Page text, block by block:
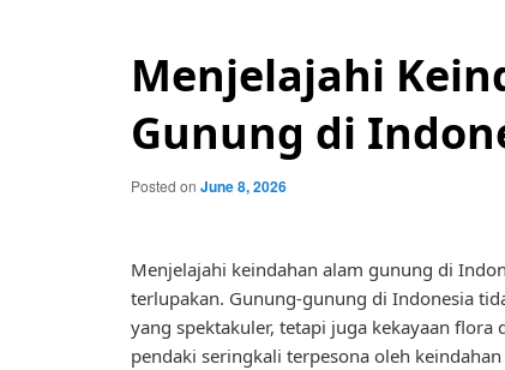
Menjelajahi
Gunung di
Posted on June 8, 2026
Menjelajahi keindahan alam gunung di
terlupakan. Gunung-gunung di Indonesia
yang spektakuler, tetapi juga kekayaan flora
pendaki seringkali terpesona oleh